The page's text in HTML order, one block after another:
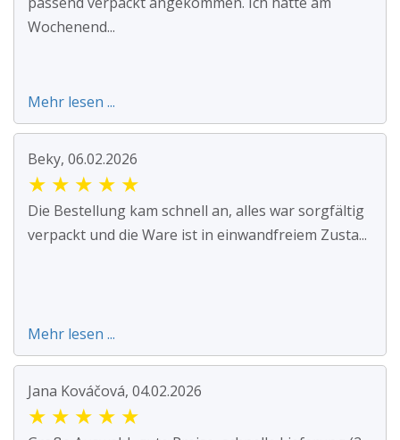
Wochenend...
Mehr lesen ...
Beky, 06.02.2026
★ ★ ★ ★ ★
Die Bestellung kam schnell an, alles war sorgfältig
verpackt und die Ware ist in einwandfreiem Zusta...
Mehr lesen ...
Jana Kováčová, 04.02.2026
★ ★ ★ ★ ★